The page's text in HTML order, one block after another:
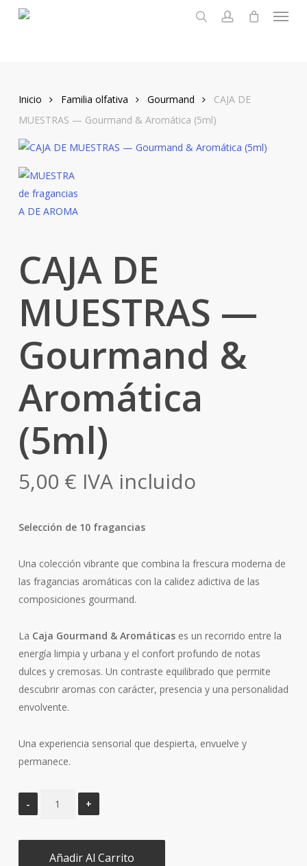
Menu
Inicio Familia olfativa Gourmand
CAJA DE
MUESTRAS — Gourmand & Aromática (5ml)
CAJA DE
MUESTRAS —
Gourmand &
Aromática
(5ml)
5,00 € IVA incluido
Selección de 10 fragancias
Una colección vibrante que combina la frescura moderna de
las fragancias aromáticas con la calidez adictiva de las
composiciones gourmand.
La Caja Gourmand & Aromáticases un recorrido entre la
energía limpia y urbana y el confort profundo de notas
dulces y cremosas. Un contraste equilibrado que permite
descubrir aromas con carácter, presencia y una personalidad
envolvente.
Una experiencia sensorial que despierta, envuelve y
permanece.
Añadir Al Carrito